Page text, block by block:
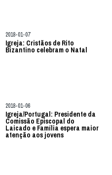
2018-01-07
Igreja: Cristãos de Rito
Bizantino celebram o Natal
2018-01-06
Igreja/Portugal: Presidente da
Comissão Episcopal do
Laicado e Família espera maior
atenção aos jovens